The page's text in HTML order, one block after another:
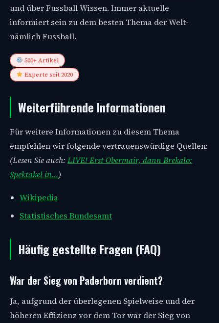
und über Fussball Wissen. Immer aktuelle
informiert sein zu dem besten Thema der Welt-
nämlich Fussball.
500+ Artikel
Experte seit 2020
Weiterführende Informationen
Für weitere Informationen zu diesem Thema
empfehlen wir folgende vertrauenswürdige Quellen:
(Lesen Sie auch: LIVE! Erst Obermair, dann Brekalo:
Spektakel in…)
Wikipedia
Statistisches Bundesamt
Häufig gestellte Fragen (FAQ)
War der Sieg von Paderborn verdient?
Ja, aufgrund der überlegenen Spielweise und der
höheren Effizienz vor dem Tor war der Sieg von